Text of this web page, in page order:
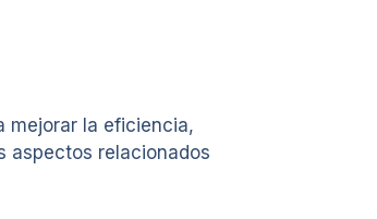
mejorar la eficiencia,
aspectos relacionados